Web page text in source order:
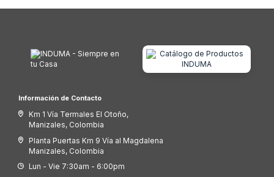
Información de Contacto
Km 1 Vía Termales El Otoño,
Manizales, Colombia
Planta Puertas Km 9 Vía al Magdalena
Manizales, Colombia
Lun - Vie 7:30am - 6:00pm